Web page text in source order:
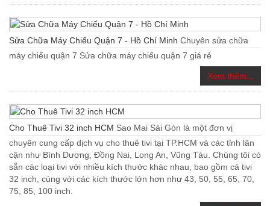
Sửa Chữa Máy Chiếu Quận 7 - Hồ Chí Minh Chuyên sửa chữa
máy chiếu quận 7 Sửa chữa máy chiếu quận 7 giá rẻ
Xem thêm...
Cho Thuê Tivi 32 inch HCM Sao Mai Sài Gòn là một đơn vị
chuyên cung cấp dịch vụ cho thuê tivi tại TP.HCM và các tỉnh lân
cận như Bình Dương, Đồng Nai, Long An, Vũng Tàu. Chúng tôi có
sẵn các loại tivi với nhiều kích thước khác nhau, bao gồm cả tivi
32 inch, cùng với các kích thước lớn hơn như 43, 50, 55, 65, 70,
75, 85, 100 inch.